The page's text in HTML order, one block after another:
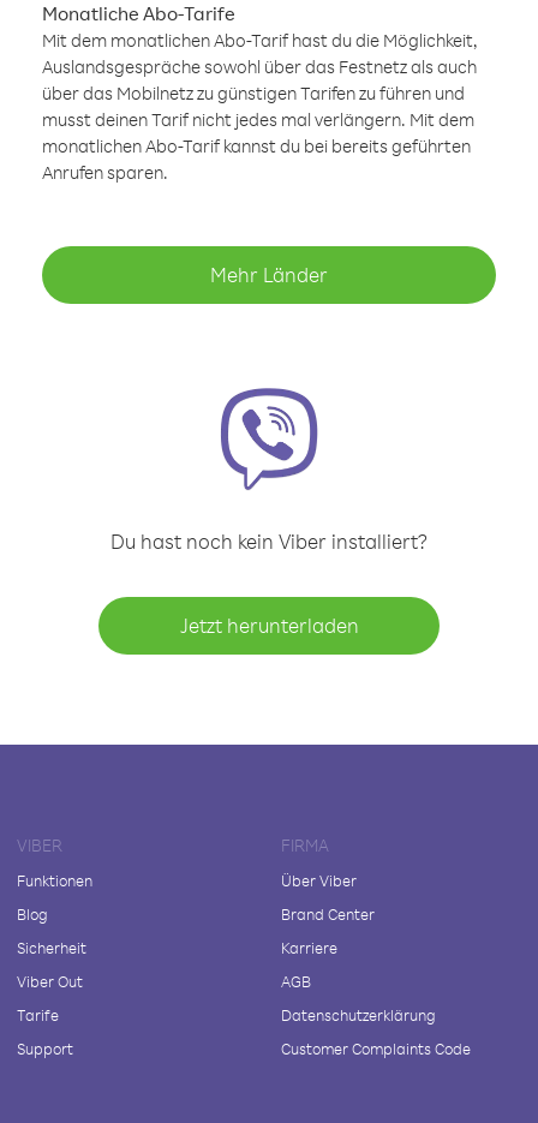
Monatliche Abo-Tarife
Mit dem monatlichen Abo-Tarif hast du die Möglichkeit,
Auslandsgespräche sowohl über das Festnetz als auch
über das Mobilnetz zu günstigen Tarifen zu führen und
musst deinen Tarif nicht jedes mal verlängern. Mit dem
monatlichen Abo-Tarif kannst du bei bereits geführten
Anrufen sparen.
Mehr Länder
Du hast noch kein Viber installiert?
Jetzt herunterladen
VIBER
Funktionen
Blog
Sicherheit
Viber Out
Tarife
Support
FIRMA
Über Viber
Brand Center
Karriere
AGB
Datenschutzerklärung
Customer Complaints Code